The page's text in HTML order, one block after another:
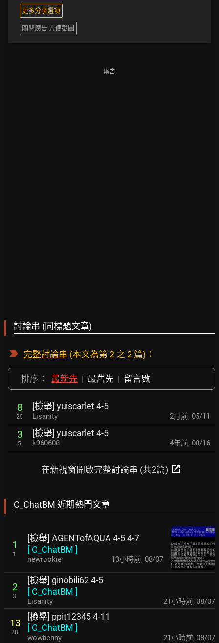
更多分享選項
關閉廣告 方便截圖
廣告
討論串 (同標題文章)
完整討論串 (本文為第 2 之 2 篇)：
排序： 最新先 | 最舊先 | 留言數
8
25
[檢舉] yuiscarlet 4-5
Lisanity 2月前, 05/11
3
5
[檢舉] yuiscarlet 4-5
k960608 4年前, 08/16
在新視窗開啟完整討論串 (共2篇) open_in_new
C_ChatBM 近期熱門文章
1
1
[檢舉] AGENTofAQUA 4-5 4-7
[ C_ChatBM ]
newrookie 13小時前, 08/07
2
3
[檢舉] ginobili62 4-5
[ C_ChatBM ]
Lisanity 21小時前, 08/07
13
28
[檢舉] ppit12345 4-11
[ C_ChatBM ]
wowbenny 21小時前, 08/07